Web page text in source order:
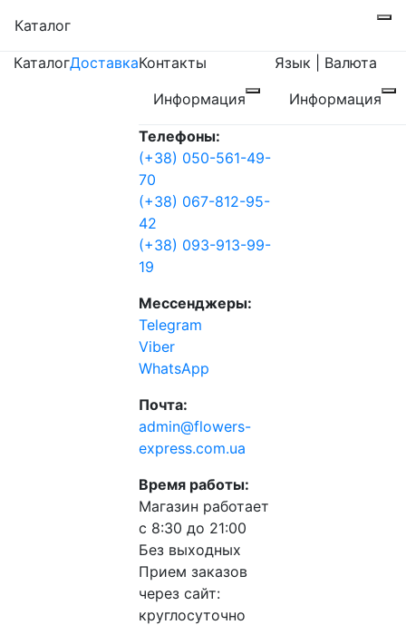
Каталог
КаталогДоставкаКонтакты
Информация
Телефоны:
(+38) 050-561-49-
70
(+38) 067-812-95-
42
(+38) 093-913-99-
19
Мессенджеры:
Telegram
Viber
WhatsApp
Почта:
admin@flowers-
express.com.ua
Время работы:
Магазин работает
с 8:30 до 21:00
Без выходных
Прием заказов
через сайт:
круглосуточно
Язык | Валюта
Информация